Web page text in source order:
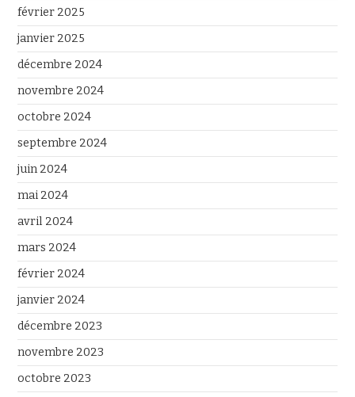
février 2025
janvier 2025
décembre 2024
novembre 2024
octobre 2024
septembre 2024
juin 2024
mai 2024
avril 2024
mars 2024
février 2024
janvier 2024
décembre 2023
novembre 2023
octobre 2023